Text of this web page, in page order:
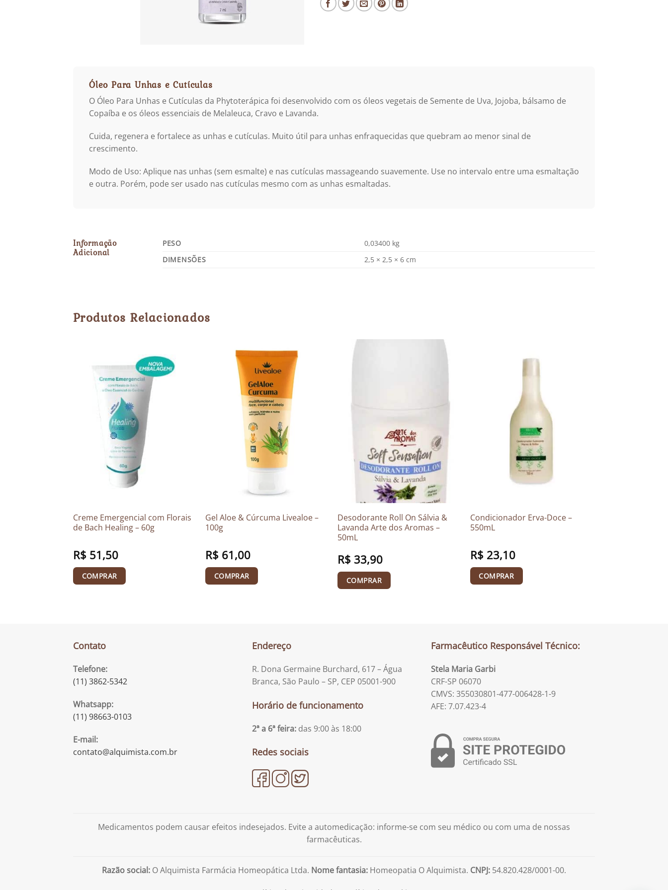
Óleo Para Unhas e Cutículas
O Óleo Para Unhas e Cutículas da Phytoterápica foi desenvolvido com os óleos vegetais de Semente de Uva, Jojoba, bálsamo de
Copaíba e os óleos essenciais de Melaleuca, Cravo e Lavanda.
Cuida, regenera e fortalece as unhas e cutículas. Muito útil para unhas enfraquecidas que quebram ao menor sinal de
crescimento.
Modo de Uso: Aplique nas unhas (sem esmalte) e nas cutículas massageando suavemente. Use no intervalo entre uma esmaltação
e outra. Porém, pode ser usado nas cutículas mesmo com as unhas esmaltadas.
Informação
Adicional
PESO
0,03400 kg
DIMENSÕES
2,5 × 2,5 × 6 cm
Produtos Relacionados
Creme Emergencial com Florais
de Bach Healing – 60g
R$51,50
COMPRAR
Gel Aloe & Cúrcuma Livealoe –
100g
R$ 61,00
COMPRAR
Desodorante Roll On Sálvia &
Lavanda Arte dos Aromas –
50mL
R$ 33,90
COMPRAR
Condicionador Erva-Doce –
550mL
R$23,10
COMPRAR
Contato
Telefone:
(11) 3862-5342
Whatsapp:
(11) 98663-0103
E-mail:
contato@alquimista.com.br
Endereço
R. Dona Germaine Burchard, 617 – Água
Branca, São Paulo – SP, CEP 05001-900
Horário de funcionamento
2ª a 6ª feira: das 9:00 às 18:00
Redes sociais
Farmacêutico Responsável Técnico:
Stela Maria Garbi
CRF-SP 06070
CMVS: 355030801-477-006428-1-9
AFE: 7.07.423-4
Medicamentos podem causar efeitos indesejados. Evite a automedicação: informe-se com seu médico ou com uma de nossas
farmacêuticas.
Razão social: O Alquimista Farmácia Homeopática Ltda. Nome fantasia: Homeopatia O Alquimista. CNPJ: 54.820.428/0001-00.